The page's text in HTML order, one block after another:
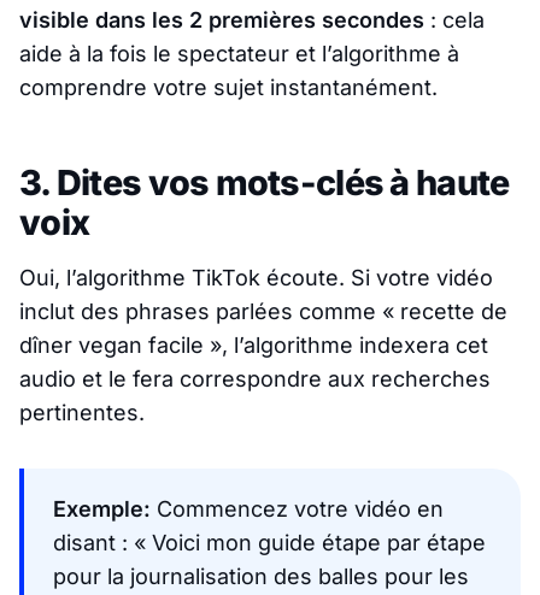
visible dans les 2 premières secondes : cela
aide à la fois le spectateur et l’algorithme à
comprendre votre sujet instantanément.
3. Dites vos mots-clés à haute
voix
Oui, l’algorithme TikTok écoute. Si votre vidéo
inclut des phrases parlées comme « recette de
dîner vegan facile », l’algorithme indexera cet
audio et le fera correspondre aux recherches
pertinentes.
Exemple: Commencez votre vidéo en
disant : « Voici mon guide étape par étape
pour la journalisation des balles pour les